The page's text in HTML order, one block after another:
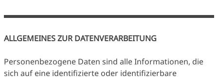
ALLGEMEINES ZUR DATENVERARBEITUNG
Personenbezogene Daten sind alle Informationen, die
sich auf eine identifizierte oder identifizierbare